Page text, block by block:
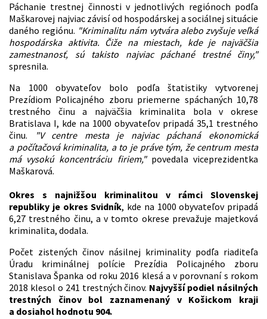
Páchanie trestnej činnosti v jednotlivých regiónoch podľa
Maškarovej najviac závisí od hospodárskej a sociálnej situácie
daného regiónu. "Kriminalitu nám vytvára alebo zvyšuje veľká
hospodárska aktivita. Čiže na miestach, kde je najväčšia
zamestnanosť, sú takisto najviac páchané trestné činy,"
spresnila.
Na 1000 obyvateľov bolo podľa štatistiky vytvorenej
Prezídiom Policajného zboru priemerne spáchaných 10,78
trestného činu a najväčšia kriminalita bola v okrese
Bratislava I, kde na 1000 obyvateľov pripadá 35,1 trestného
činu.
"V centre mesta je najviac páchaná ekonomická
a počítačová kriminalita, a to je práve tým, že centrum mesta
má vysokú koncentráciu firiem,"povedala viceprezidentka
Maškarová.
Okres s najnižšou kriminalitou v rámci Slovenskej
republiky je okres Svidník, kde na 1000 obyvateľov pripadá
6,27 trestného činu, a v tomto okrese prevažuje majetková
kriminalita, dodala.
Počet zistených činov násilnej kriminality podľa riaditeľa
Úradu kriminálnej polície Prezídia Policajného zboru
Stanislava Španka od roku 2016 klesá a v porovnaní s rokom
2018 klesol o 241 trestných činov. Najvyšší podiel násilných
trestných činov bol zaznamenaný v Košickom kraji
a dosiahol hodnotu 904.